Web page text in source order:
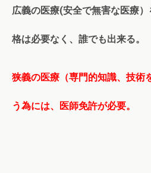
広義の医療(安全で無害な医療
格は必要なく、誰でも出来る。
狭義の医療（専門的知識、技術
う為には、医師免許が必要。